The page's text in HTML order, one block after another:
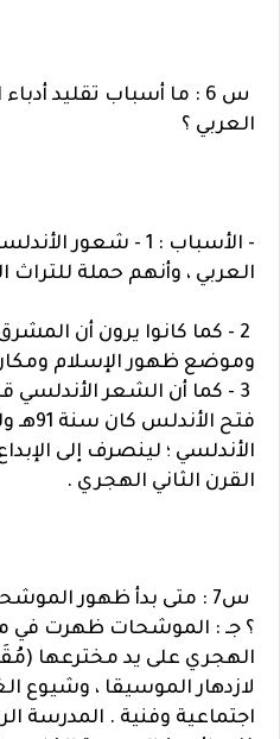
س 6 : ما أسباب تقليد
العربي ؟
- الأسباب : 1 - شعور
العربي ، وأنهم حملة للتراث
2 - كما كانوا يرون أن
وموضع ظهور الإسلام ومكان
3 - كما أن الشعر الأندلسي
فتح
الأندلسي ؛ لينصرف إلى
القرن الثاني الهجري .
س7 : متى بدأ ظهور
؟ جـ : الموشحات ظهرت في
الهجري على يد مخترعها
لازدهار الموسيقا ، وشيوع
اجتماعية وفنية . المدرسة